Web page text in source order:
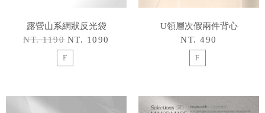
露營山系網狀反光袋
NT. 1190 NT. 1090
F
U領層次假兩件背心
NT. 490
F